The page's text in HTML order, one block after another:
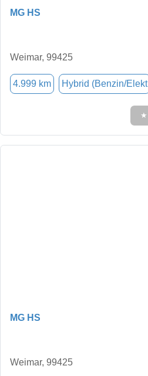
MG HS
Weimar, 99425
4.999 km Hybrid (Benzin/Elekt
★
MG HS
Weimar, 99425